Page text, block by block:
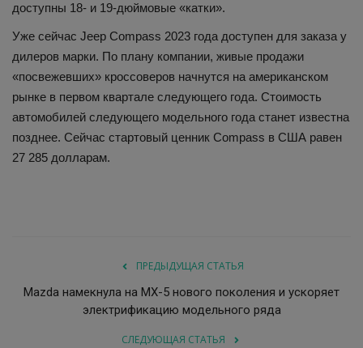
доступны 18- и 19-дюймовые «катки».
Уже сейчас Jeep Compass 2023 года доступен для заказа у
дилеров марки. По плану компании, живые продажи
«посвежевших» кроссоверов начнутся на американском
рынке в первом квартале следующего года. Стоимость
автомобилей следующего модельного года станет известна
позднее. Сейчас стартовый ценник Compass в США равен
27 285 долларам.
ПРЕДЫДУЩАЯ СТАТЬЯ
Mazda намекнула на MX-5 нового поколения и ускоряет
электрификацию модельного ряда
СЛЕДУЮЩАЯ СТАТЬЯ